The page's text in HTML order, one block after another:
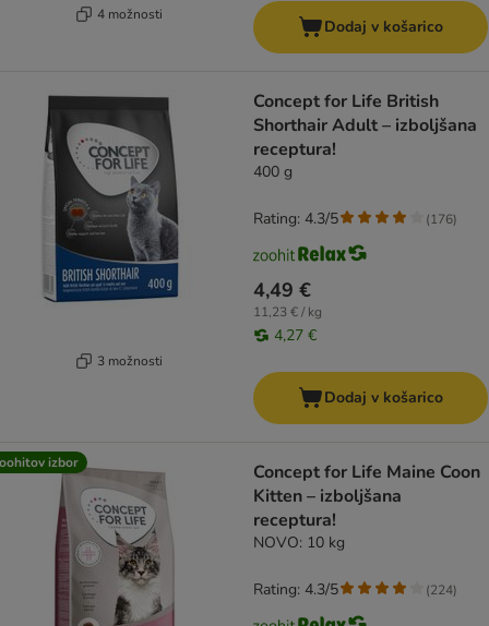
4 možnosti
Dodaj v košarico
3 možnosti
Concept for Life British
Shorthair Adult – izboljšana
receptura!
400 g
4,49 €
11,23 € / kg
4,27 €
Rating: 4.3/5 (176)
Dodaj v košarico
izbor
Concept for Life Maine Coon
Kitten – izboljšana
receptura!
NOVO: 10 kg
Rating: 4.3/5 (224)